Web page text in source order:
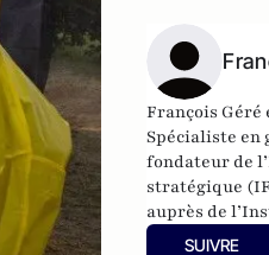
François
Spécialiste
fondateur de l’
stratégique
auprès de l’
défenseSUIVRE